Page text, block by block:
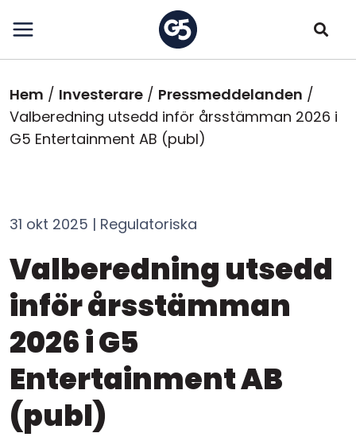
till
huvudinnehåll
Länkstig
Hem Investerare
Pressmeddelanden
Valberedning utsedd inför årsstämman 2026 i
G5 Entertainment AB (publ)
31 okt 2025 | Regulatoriska
Valberedning utsedd
inför årsstämman
2026 i G5
Entertainment AB
(publ)